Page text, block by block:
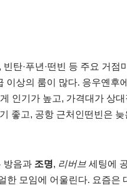
탄·푸년·떤빈 등 주요 거점
이상의 룸이 많다. 응우옌후
인기가 높고, 가격대가 상
좋고, 공항 근처인떤빈은
방음과 조명, 리버브 세팅에
모임에 어울린다. 요즘은